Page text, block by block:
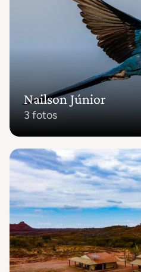
Nailson Júnior
3 fotos